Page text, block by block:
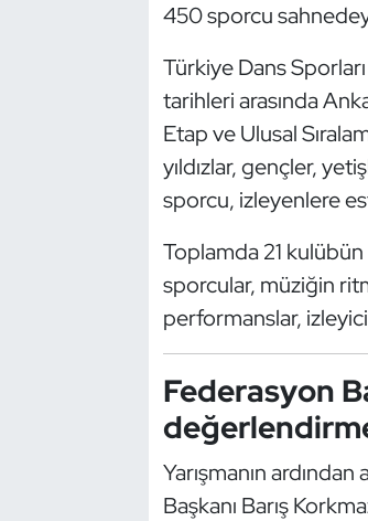
450 sporcu
Türkiye Dans
tarihleri arasında
Etap ve Ulusal
yıldızlar, gençler,
sporcu, izleyenlere
Toplamda 21
sporcular, müziğin
performanslar,
Federasyon
Yarışmanın
Başkanı Barış
Hava Sporları